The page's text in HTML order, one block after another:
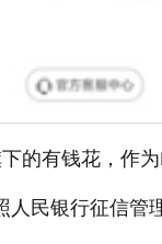
的有钱花，作
人民银行征信管